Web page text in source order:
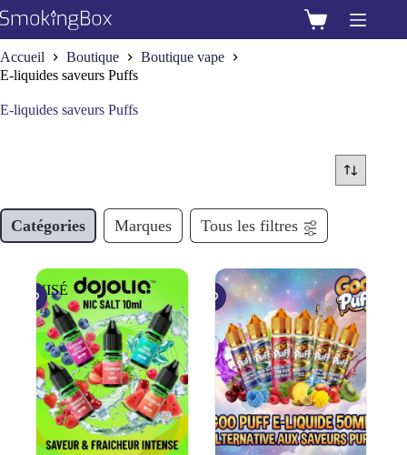
Passer
au
contenu
Panier
d’achat
Accueil
Boutique
Boutique vape
E-liquides saveurs Puffs
E-liquides saveurs Puffs
Catégories Marques Tous les filtres
ÉPUISÉ